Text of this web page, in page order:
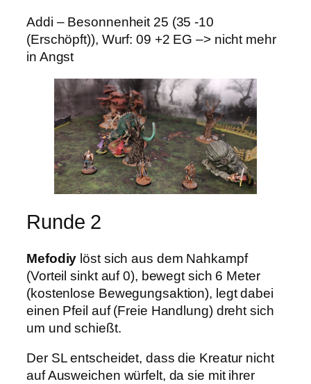
Addi – Besonnenheit 25 (35 -10
(Erschöpft)), Wurf: 09 +2 EG –> nicht mehr
in Angst
Runde 2
Mefodiy löst sich aus dem Nahkampf
(Vorteil sinkt auf 0), bewegt sich 6 Meter
(kostenlose Bewegungsaktion), legt dabei
einen Pfeil auf (Freie Handlung) dreht sich
um und schießt.
Der SL entscheidet, dass die Kreatur nicht
auf Ausweichen würfelt, da sie mit ihrer